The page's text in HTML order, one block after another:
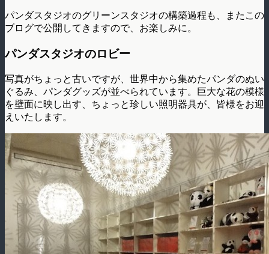
パンダスタジオのグリーンスタジオの構築過程も、またこの
ブログで公開してきますので、お楽しみに。
パンダスタジオのロビー
写真がちょっと古いですが、世界中から集めたパンダのぬい
ぐるみ、パンダグッズが並べられています。巨大な花の模様
を壁面に映し出す、ちょっと珍しい照明器具が、皆様をお迎
えいたします。